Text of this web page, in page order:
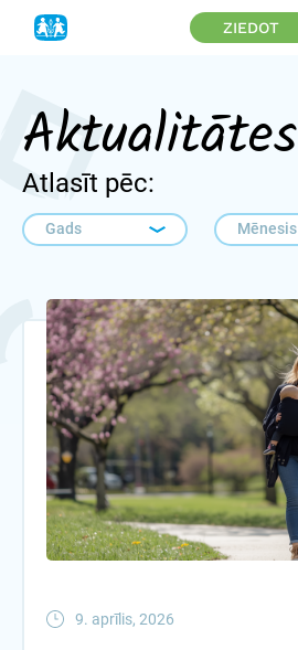
ZIEDOT
Aktualitātes
Atlasīt pēc:
9. aprīlis, 2026